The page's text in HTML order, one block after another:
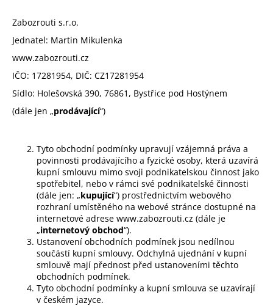
Zabozrouti s.r.o.
Jednatel: Martin Mikulenka
www.zabozrouti.cz
IČO: 17281954, DIČ: CZ17281954
Sídlo: Holešovská 390, 76861, Bystřice pod Hostýnem
(dále jen „prodávající“)
Tyto obchodní podmínky upravují vzájemná práva a
povinnosti prodávajícího a fyzické osoby, která uzavírá
kupní smlouvu mimo svoji podnikatelskou činnost jako
spotřebitel, nebo v rámci své podnikatelské činnosti
(dále jen: „kupující“) prostřednictvím webového
rozhraní umístěného na webové stránce dostupné na
internetové adrese www.zabozrouti.cz (dále je
„internetový obchod“).
Ustanovení obchodních podmínek jsou nedílnou
součástí kupní smlouvy. Odchylná ujednání v kupní
smlouvě mají přednost před ustanoveními těchto
obchodních podmínek.
Tyto obchodní podmínky a kupní smlouva se uzavírají
v českém jazyce.
e
t
e
n
a
j
í
HLEDAT